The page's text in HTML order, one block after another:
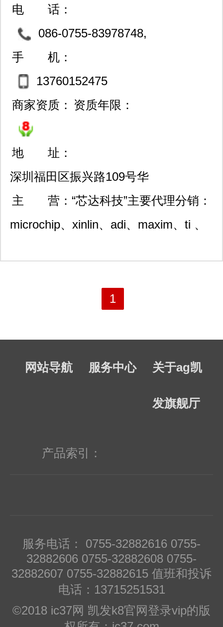
电 话：
086-0755-83978748,
0755-23611964,13760152
475
手 机：
13760152475
商家资质： 资质年限：
地 址：
深圳福田区振兴路109号华
康大厦2栋216室
主 营： “芯达科技”主要代理分销：
microchip、xinlin、adi、maxim、ti 、
skyworks、gennum等国际知名品牌，
品开发和生产中出现的各类技术问题。
我们最大限度地满足客户对各种电子元
品配单的业务；支持批量订购，国外现
1
网站导航 服务中心 关于ag凯
发旗舰厅
产品索引：
服务电话： 0755-32882616 0755-
32882606 0755-32882608 0755-
32882607 0755-32882615 值班和投诉
电话：13715251531
©2018 ic37网 凯发k8官网登录vip的版